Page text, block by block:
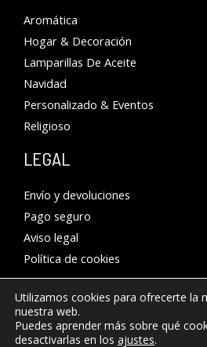
Aromática
Hogar & Decoración
Lamparillas De Aceite
Navidad
Personalizado & Eventos
Religioso
LEGAL
Envío y devoluciones
Pago seguro
Aviso legal
Política de cookies
© 2026 PRODUCTOS
Utilizamos cookies para ofrecerte la
nuestra web.
Puedes aprender más sobre qué
desactivarlas en los ajustes.